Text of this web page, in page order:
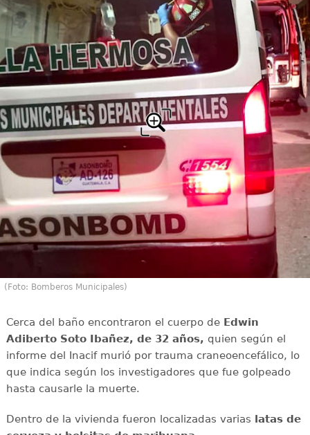
(Foto: Bomberos Municipales)
Cerca del baño encontraron el cuerpo de Edwin
Adiberto Soto Ibañez, de 32 años, quien según el
informe del Inacif murió por trauma craneoencefálico, lo
que indica según los investigadores que fue golpeado
hasta causarle la muerte.
Dentro de la vivienda fueron localizadas varias latas de